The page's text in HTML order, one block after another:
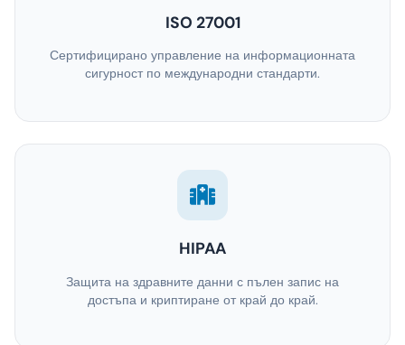
ISO 27001
Сертифицирано управление на информационната
сигурност по международни стандарти.
HIPAA
Защита на здравните данни с пълен запис на
достъпа и криптиране от край до край.